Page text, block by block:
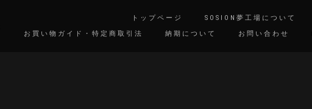
トップページ SOSION夢工場について
お買い物ガイド・特定商取引法
納期について お問い合わせ